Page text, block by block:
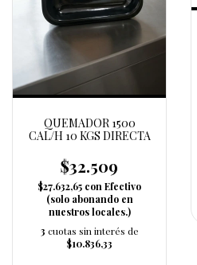
QUEMADOR 1500
CAL/H 10 KGS DIRECTA
$32.509
$27.632,65 con Efectivo
(solo abonando en
nuestros locales.)
3 cuotas sin interés de
$10.836,33